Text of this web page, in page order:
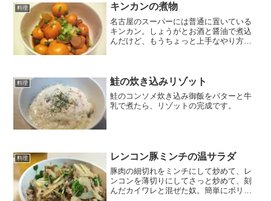
料理 キンカンの煮物
名古屋のスーパーには普通に置いている
キンカン。しょうがとお酒と醤油で煮込
んだけど、もうちょっと上手なやり方が
料理 鮭の炊き込みリゾット
鮭のコンソメ炊き込み御飯をバターと牛
乳で煮たら、リゾットの完成です。
料理 レンコン豚ミンチの温サラダ
豚肉の細切れをミンチにして炒めて、レ
ンコンを薄切りにしてさっと炒めて、刻
んだカイワレと混ぜた奴。簡単にボリュ